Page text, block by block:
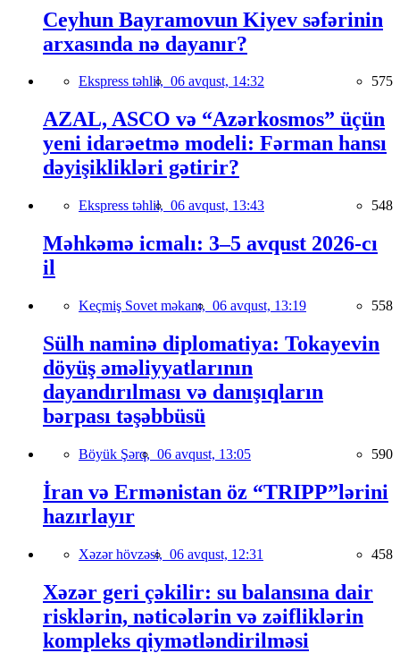
Ceyhun Bayramovun Kiyev səfərinin
arxasında nə dayanır?
Ekspress təhlil, 06 avqust, 14:32 575
AZAL, ASCO və “Azərkosmos” üçün
yeni idarəetmə modeli: Fərman hansı
dəyişiklikləri gətirir?
Ekspress təhlil, 06 avqust, 13:43 548
Məhkəmə icmalı: 3–5 avqust 2026-cı
il
Keçmiş Sovet məkanı, 06 avqust, 13:19 558
Sülh naminə diplomatiya: Tokayevin
döyüş əməliyyatlarının
dayandırılması və danışıqların
bərpası təşəbbüsü
Böyük Şərq, 06 avqust, 13:05 590
İran və Ermənistan öz “TRIPP”lərini
hazırlayır
Xəzər hövzəsi, 06 avqust, 12:31 458
Xəzər geri çəkilir: su balansına dair
risklərin, nəticələrin və zəifliklərin
kompleks qiymətləndirilməsi